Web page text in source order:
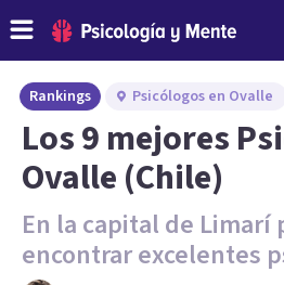
Rankings Psicólogos en Ovalle
Los 9 mejores
Ovalle (Chile)
En la capital de Limarí
encontrar excelentes